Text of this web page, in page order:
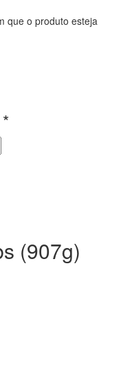
que o produto esteja
*
(907g)